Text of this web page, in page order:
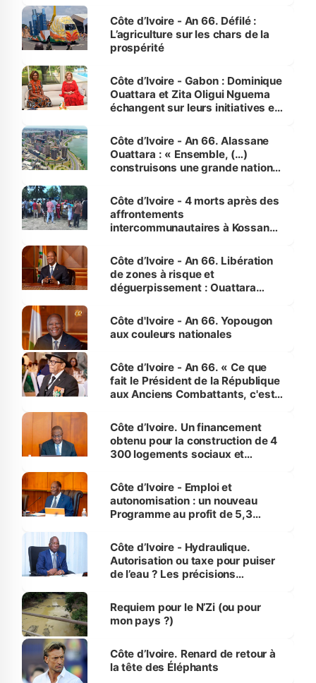
Côte d’Ivoire - An 66. Défilé :
L’agriculture sur les chars de la
prospérité
Côte d’Ivoire - Gabon : Dominique
Ouattara et Zita Oligui Nguema
échangent sur leurs initiatives en
enfants
Côte d’Ivoire - An 66. Alassane
Ouattara : « Ensemble, (…)
construisons une grande nation
générations futures »
Côte d’Ivoire - 4 morts après des
affrontements
intercommunautaires à Kossandji
milieu des sinistrés
Côte d’Ivoire - An 66. Libération
de zones à risque et
déguerpissement : Ouattara
l'Etat de droit pour préserver les
vies humaines »
Côte d'Ivoire - An 66. Yopougon
aux couleurs nationales
Côte d’Ivoire - An 66. « Ce que
fait le Président de la République
aux Anciens Combattants, c'est
Côte d’Ivoire. Un financement
obtenu pour la construction de 4
300 logements sociaux et
et Yamoussoukro
Côte d’Ivoire - Emploi et
autonomisation : un nouveau
Programme au profit de 5,3
Côte d’Ivoire - Hydraulique.
Autorisation ou taxe pour puiser
de l’eau ? Les précisions
Requiem pour le N’Zi (ou pour
mon pays ?)
Côte d’Ivoire. Renard de retour à
la tête des Éléphants